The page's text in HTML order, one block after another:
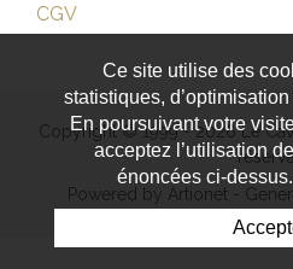
CGV
Copyright © 1999 - 2026 Le
Powered by Artionet -
Ce site utilise des
statistiques,
En poursuivant votre
acceptez l’utilisation
énoncées ci-